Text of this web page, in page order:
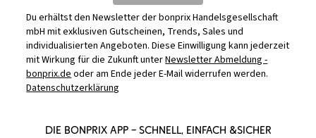
Du erhältst den Newsletter der bonprix Handelsgesellschaft
mbH mit exklusiven Gutscheinen, Trends, Sales und
individualisierten Angeboten. Diese Einwilligung kann jederzeit
mit Wirkung für die Zukunft unterNewsletter Abmeldung -
bonprix.deoder am Ende jeder E-Mail widerrufen werden.
Datenschutzerklärung
DIE BONPRIX APP – SCHNELL, EINFACH &SICHER